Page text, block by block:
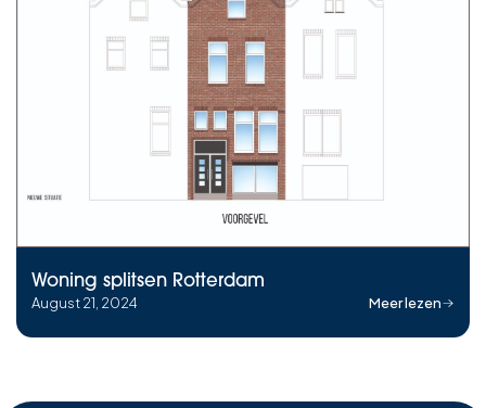
Woning splitsen Rotterdam
August 21, 2024
Meer lezen